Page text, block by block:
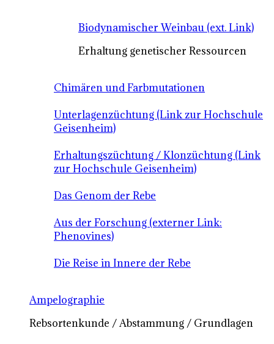
Biodynamischer Weinbau (ext. Link)
Erhaltung genetischer Ressourcen
Chimären und Farbmutationen
Unterlagenzüchtung (Link zur Hochschule
Geisenheim)
Erhaltungszüchtung / Klonzüchtung (Link
zur Hochschule Geisenheim)
Das Genom der Rebe
Aus der Forschung (externer Link:
Phenovines)
Die Reise in Innere der Rebe
Ampelographie
Rebsortenkunde / Abstammung / Grundlagen